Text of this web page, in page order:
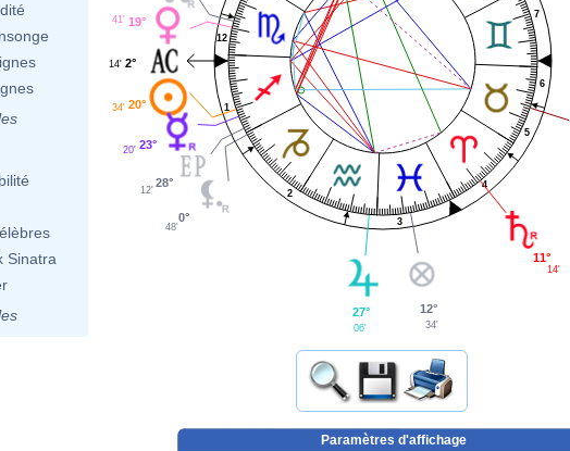
Sinatra
1
2
3
4
5
6
7
12
19°
41'
2°
14'
20°
34'
23°
20'
28°
12'
0°
48'
27°
06'
12°
34'
11°
14'
Paramètres d'affichage